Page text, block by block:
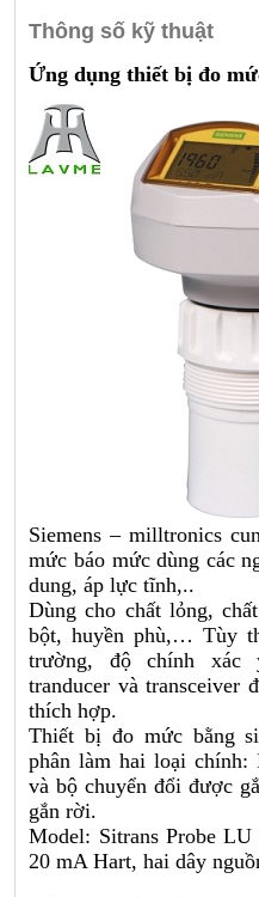
Thông số kỹ thuật
Ứng dụng thiết bị đo
Siemens – milltronics
mức báo mức dùng các
dung, áp lực tĩnh,..
Dùng cho chất lỏng,
bột, huyền phù,… Tùy
trường, độ chính
tranducer và transceiver
thích hợp.
Thiết bị đo mức bằng
phân làm hai loại chính:
và bộ chuyển đổi được
gắn rời.
Model: Sitrans Probe
20 mA Hart, hai dây